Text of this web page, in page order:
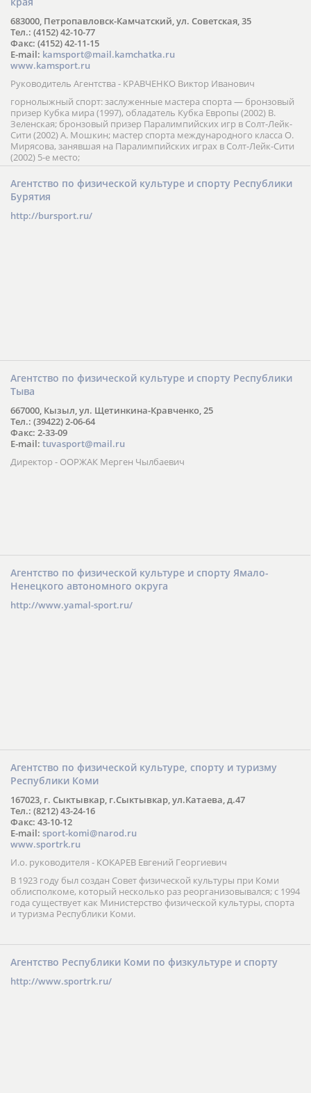
683000, Петропавловск-Камчатский, ул. Советская, 35
Тел.: (4152) 42-10-77
Факс: (4152) 42-11-15
E-mail: kamsport@mail.kamchatka.ru
www.kamsport.ru
Руководитель Агентства - КРАВЧЕНКО Виктор Иванович
горнолыжный спорт: заслуженные мастера спорта — бронзовый
призер Кубка мира (1997), обладатель Кубка Европы (2002) В.
Зеленская; бронзовый призер Паралимпийских игр в Солт-Лейк-
Сити (2002) А. Мошкин; мастер спорта международного класса О.
Мирясова, занявшая на Паралимпийских играх в Солт-Лейк-Сити
(2002) 5-е место;
Агентство по физической культуре и спорту Республики
Бурятия
http://bursport.ru/
Агентство по физической культуре и спорту Республики
Тыва
667000, Кызыл, ул. Щетинкина-Кравченко, 25
Тел.: (39422) 2-06-64
Факс: 2-33-09
E-mail: tuvasport@mail.ru
Директор - ООРЖАК Мерген Чылбаевич
Агентство по физической культуре и спорту Ямало-
Ненецкого автономного округа
http://www.yamal-sport.ru/
Агентство по физической культуре, спорту и туризму
Республики Коми
167023, г. Сыктывкар, г.Сыктывкар, ул.Катаева, д.47
Тел.: (8212) 43-24-16
Факс: 43-10-12
E-mail: sport-komi@narod.ru
www.sportrk.ru
И.о. руководителя - КОКАРЕВ Евгений Георгиевич
В 1923 году был создан Совет физической культуры при Коми
облисполкоме, который несколько раз реорганизовывался; с 1994
года существует как Министерство физической культуры, спорта
и туризма Республики Коми.
Агентство Республики Коми по физкультуре и спорту
http://www.sportrk.ru/